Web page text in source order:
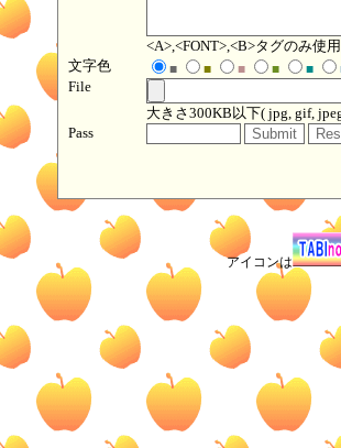
<A>,<FONT>,<B>タグのみ使
文字色
■ ■ ■ ■ ■
File
大きさ300KB以下( jpg, gif,
Pass
アイコンは